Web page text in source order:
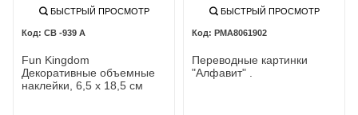
БЫСТРЫЙ ПРОСМОТР
CB -939 A
Fun Kingdom
Декоративные объемные
наклейки, 6,5 х 18,5 см
БЫСТРЫЙ ПРОСМОТР
PMA8061902
Переводные картинки
"Алфавит" .